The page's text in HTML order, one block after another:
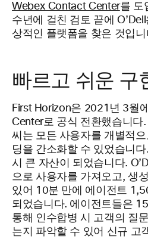
Webex Contact Center를 도
수년에 걸친 검토 끝에
상적인 플랫폼을 찾은 것입니
빠르고 쉬운 구
First Horizon은 2021년 3월
Center로 공식 전환했습니다.
씨는 모든 사용자를 개별적
딩을 간소화할 수 있었습니
시 큰 자산이 되었습니다.
으로 사용자를 가져오고, 생
있어 10분 만에 에이전트
되었습니다. 에이전트들은
통해 인수합병 시 고객의 질
는지 파악할 수 있어 신규 고